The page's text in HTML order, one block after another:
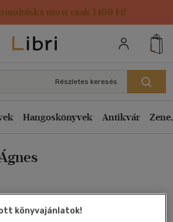
most csak 1499 Ft!
Kártya adatai
Részletes keresés
Hangoskönyvek Antikvár
csökkenő
szerint csökkenő
Z
A-Zkönyvajánlatok!